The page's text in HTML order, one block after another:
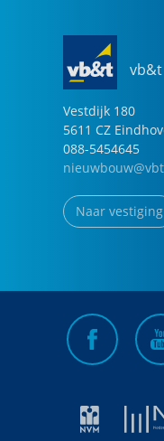
Vestdijk 180
5611 CZ
088-5454645
Naar vestiging